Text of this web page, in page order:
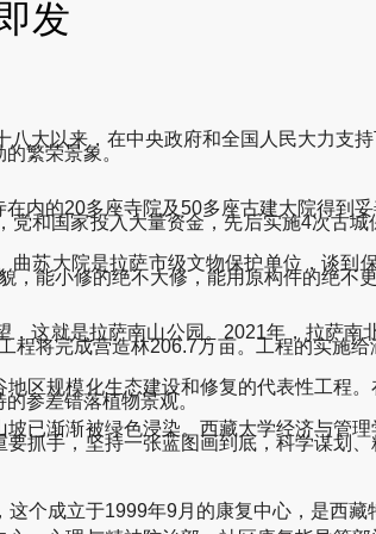
发
以来，在中央政府和全国人民大力支
繁荣景象。
的20多座寺院及50多座古建大院得到
和国家投入大量资金，先后实施4次古
大院是拉萨市级文物保护单位，谈到
，能小修的绝不大修，能用原构件的绝不
就是拉萨南山公园。2021年，拉萨南
将完成营造林206.7万亩。工程的实施
规模化生态建设和修复的代表性工程。
参差错落植物景观。
渐渐被绿色浸染。西藏大学经济与管
抓手，坚持一张蓝图画到底，科学谋划
成立于1999年9月的康复中心，是西藏